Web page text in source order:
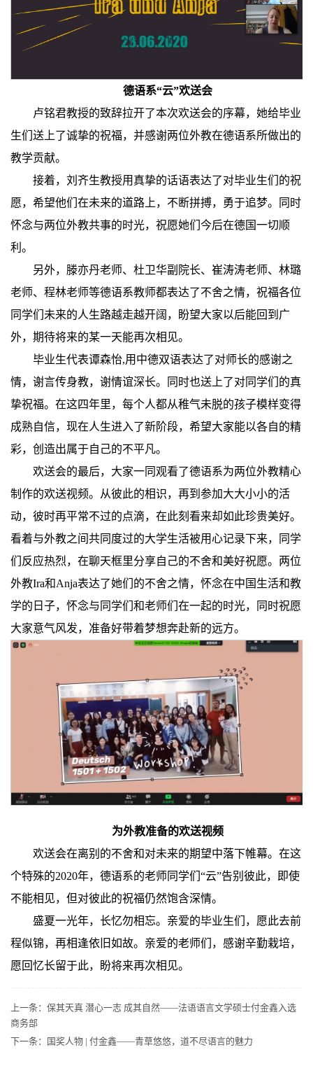
德语系“云”欢送会
卢铭君教授的致辞拉开了本次欢送会的序幕，她给毕业
生们送上了诚挚的祝福，并感谢两位外教在德语系所做出的
教学贡献。
接着，刘齐生教授用真挚的话语表达了对毕业生们的祝
愿，希望他们在未来的道路上，不断拼搏，勇于追梦。同时
怀念与两位外教共事的时光，祝愿她们今后在德国一切顺
利。
另外，滕亦丹老师、杜卫华副院长、崔涛涛老师、林璐
老师、程林老师等德语系教师都表达了不舍之情，祝福各位
同学们未来的人生路越走越开阔，盼望大家以后能回到广
外，期待将来的某一天能再次相见。
毕业生代表谭森怡,用中德双语表达了对师长的感谢之
情，谢言传身教，谢情谊深长。同时也送上了对同学们的真
挚祝福。在这四年里，每个人都从稚气未脱的孩子模样变得
成熟自信，现在人生进入了新阶段，希望大家能以各自的精
彩，创造出属于自己的不平凡。
欢送会的最后，大家一同观看了德语系为两位外教精心
制作的欢送视频。从彼此的相识，再到参加大大小小的活
动，彼时再平常不过的点滴，在此刻看来却如此珍贵美好。
看着与外教之间共同度过的大学生活被用心记录下来，同学
们反应热烈，在聊天框里分享自己的不舍和美好祝愿。两位
外教Ira和Anja表达了她们的不舍之情，怀念在中国生活和教
学的日子，怀念与同学们和老师们在一起的时光，同时祝愿
大家意气风发，准备好带着梦想奔赴新的远方。
为外教准备的欢送视频
欢送会在离别的不舍和对未来的期望中落下帷幕。在这
个特殊的2020年，德语系的老师同学们“云”告别彼此，即使
不能相见，但对彼此的祝福仍然饱含深情。
盛夏一光年，长忆勿相忘。亲爱的毕业生们，愿此去前
程似锦，再相逢依旧如故。亲爱的老师们，感谢辛勤栽培，
愿回忆长留于此，盼将来再次相见。
上一条： 保其天真 潜心一志 成其自然——法语语言文学硕士付金鑫入选
商务部
下一条：
国奖人物 | 付金鑫——青草悠悠，道不尽语言的魅力